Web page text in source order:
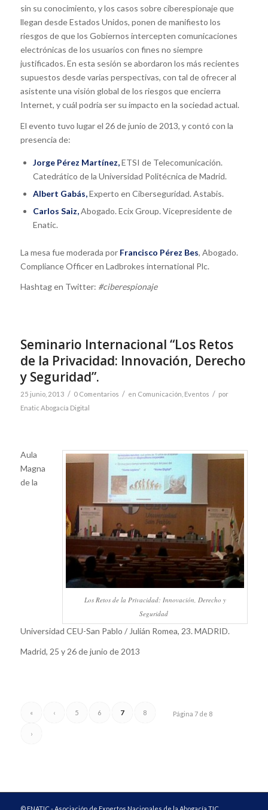
sin su conocimiento, y los casos sobre ciberespionaje que
llegan desde Estados Unidos, ponen de manifiesto los
riesgos de que los Gobiernos intercepten comunicaciones
electrónicas de los usuarios con fines no siempre
justificados. En esta sesión se abordaron los más recientes
supuestos desde varias perspectivas, con tal de ofrecer al
asistente una visión global de los riesgos que encierra
Internet, y cuál podría ser su impacto en la sociedad actual.
El evento tuvo lugar el 26 de junio de 2013, y contó con la
presencia de:
Jorge Pérez Martínez,ETSI de Telecomunicación.
Catedrático de la Universidad Politécnica de Madrid.
Albert Gabás,Experto en Ciberseguridad. Astabis.
Carlos Saiz,Abogado. Ecix Group. Vicepresidente de
Enatic.
La mesa fue moderada por Francisco Pérez Bes, Abogado.
Compliance Officer en Ladbrokes international Plc.
Hashtag en Twitter: #ciberespionaje
Seminario Internacional “Los Retos
de la Privacidad: Innovación, Derecho
y Seguridad”.
25 junio, 2013 / 0 Comentarios / en Comunicación Eventos / por
Enatic Abogacía Digital
Los Retos de la Privacidad: Innovación, Derecho y
Seguridad
Aula
Magna
de la
Universidad CEU-San Pablo / Julián Romea, 23. MADRID.
Madrid, 25 y 26 de junio de 2013
Página 7 de 8
« ‹ 5 6 7 8
›